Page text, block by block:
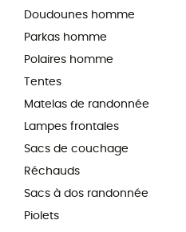
Doudounes homme
Parkas homme
Polaires homme
Tentes
Matelas de randonnée
Lampes frontales
Sacs de couchage
Réchauds
Sacs à dos randonnée
Piolets